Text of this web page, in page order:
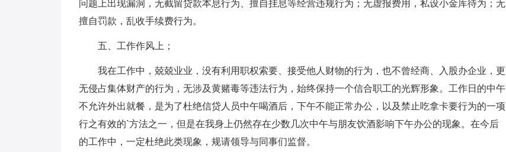
问题上出现漏洞，无截留贷款本息行为、擅自挂息等经营违规行为；无虚报费用，私设小金库待为；无
擅自罚款，乱收手续费行为。
五、工作作风上；
我在工作中，兢兢业业，没有利用职权索要、接受他人财物的行为，也不曾经商、入股办企业，更
无侵占集体财产的行为，无涉及黄赌毒等违法行为，始终保持一个信合职工的光辉形象。工作日的中午
不允许外出就餐，是为了杜绝信贷人员中午喝酒后，下午不能正常办公，以及禁止吃拿卡要行为的一项
行之有效的`方法之一，但是在我身上仍然存在少数几次中午与朋友饮酒影响下午办公的现象。在今后
的工作中，一定杜绝此类现象，规请领导与同事们监督。